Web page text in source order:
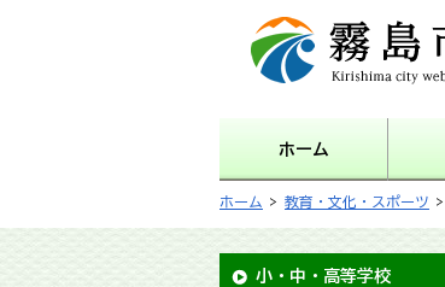
霧島市 Kirishima city
website
ホーム
ホーム > 教育・文化・スポーツ >
小・中・高等学校